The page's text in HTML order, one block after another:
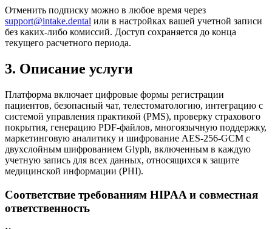
Отменить подписку можно в любое время через
support@intake.dental или в настройках вашей учетной записи
без каких-либо комиссий. Доступ сохраняется до конца
текущего расчетного периода.
3. Описание услуги
Платформа включает цифровые формы регистрации
пациентов, безопасный чат, телестоматологию, интеграцию с
системой управления практикой (PMS), проверку страхового
покрытия, генерацию PDF-файлов, многоязычную поддержку,
маркетинговую аналитику и шифрование AES-256-GCM с
двухслойным шифрованием Glyph, включенным в каждую
учетную запись для всех данных, относящихся к защите
медицинской информации (PHI).
Соответствие требованиям HIPAA и совместная
ответственность